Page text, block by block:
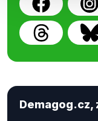
Demagog.cz,